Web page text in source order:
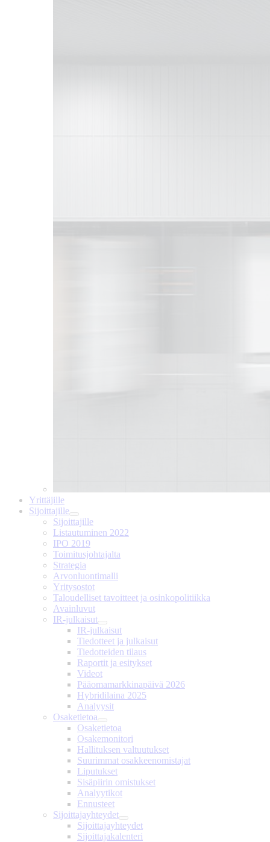
Yrittäjille
Sijoittajille
Sijoittajille
Listautuminen 2022
IPO 2019
Toimitusjohtajalta
Strategia
Arvonluontimalli
Yritysostot
Taloudelliset tavoitteet ja osinkopolitiikka
Avainluvut
IR-julkaisut
IR-julkaisut
Tiedotteet ja julkaisut
Tiedotteiden tilaus
Raportit ja esitykset
Videot
Pääomamarkkinapäivä 2026
Hybridilaina 2025
Analyysit
Osaketietoa
Osaketietoa
Osakemonitori
Hallituksen valtuutukset
Suurimmat osakkeenomistajat
Liputukset
Sisäpiirin omistukset
Analyytikot
Ennusteet
Sijoittajayhteydet
Sijoittajayhteydet
Sijoittajakalenteri